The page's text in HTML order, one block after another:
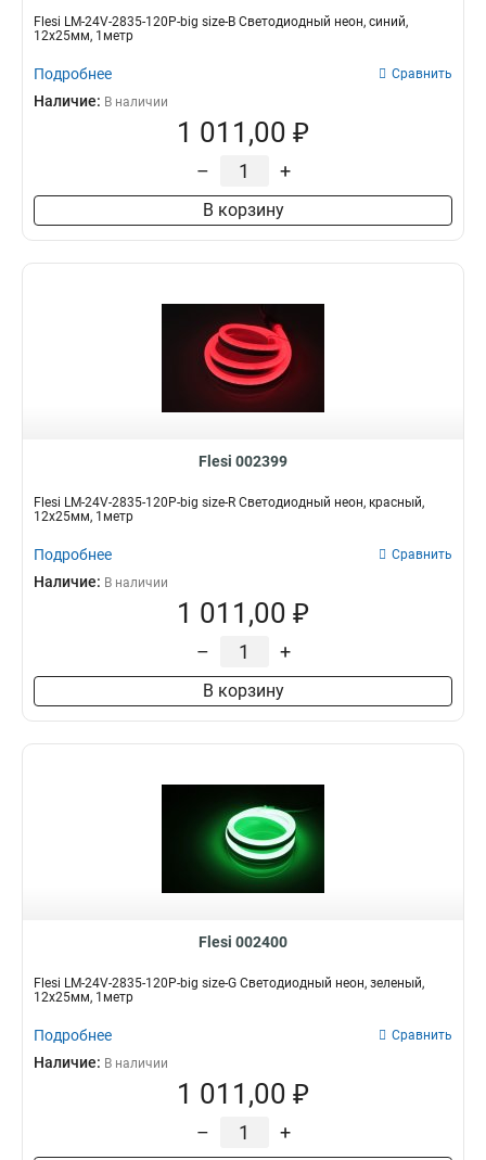
Flesi LM-24V-2835-120P-big size-B Светодиодный неон, синий,
12х25мм, 1метр
Подробнее Сравнить
Наличие: В наличии
1 011,00 ₽
– +
В корзину
Flesi 002399
Flesi LM-24V-2835-120P-big size-R Светодиодный неон, красный,
12х25мм, 1метр
Подробнее Сравнить
Наличие: В наличии
1 011,00 ₽
– +
В корзину
Flesi 002400
Flesi LM-24V-2835-120P-big size-G Светодиодный неон, зеленый,
12х25мм, 1метр
Подробнее Сравнить
Наличие: В наличии
1 011,00 ₽
– +